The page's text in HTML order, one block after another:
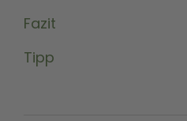
Fazit
Tipp